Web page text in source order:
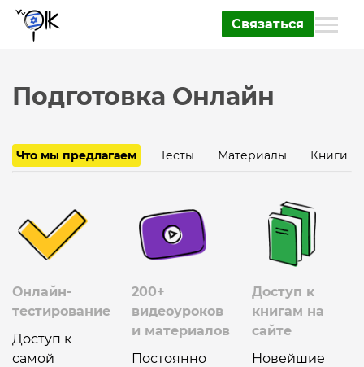
Связаться
Подготовка Онлайн
Что мы предлагаем Тесты Материалы Книги
Онлайн-
тестирование
Доступ к
самой
200+
видеоуроков
и материалов
Постоянно
Доступ к
книгам на
сайте
Новейшие